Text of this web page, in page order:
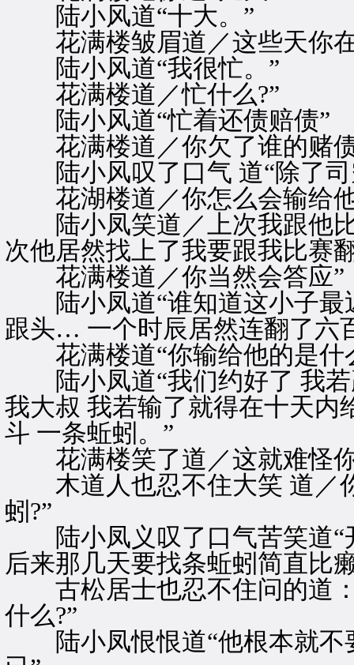
陆小风道“十大。”
花满楼皱眉道／这些天你在
陆小风道“我很忙。”
花满楼道／忙什么?”
陆小风道“忙着还债赔债”
花满楼道／你欠了谁的赌
陆小风叹了口气 道“除了司
花湖楼道／你怎么会输给
陆小凤笑道／上次我跟他比
次他居然找上了我要跟我比赛
花满楼道／你当然会答应”
陆小凤道“谁知道这小子最
跟头… 一个时辰居然连翻了六
花满楼道“你输给他的是什
陆小凤道“我们约好了 我若
我大叔 我若输了就得在十天内
斗 一条蚯蚓。”
花满楼笑了道／这就难怪你
木道人也忍不住大笑 道／
蚓?”
陆小凤义叹了口气苦笑道“
后来那几天要找条蚯蚓简直比
古松居士也忍不住问的道：
什么?”
陆小凤恨恨道“他根本就不